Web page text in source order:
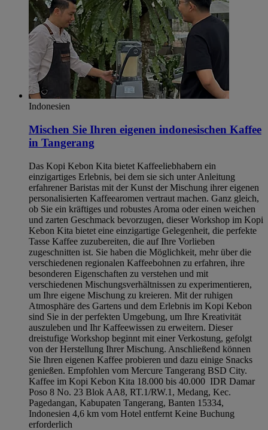
Indonesien
Mischen Sie Ihren eigenen indonesischen Kaffee
in Tangerang
Das Kopi Kebon Kita bietet Kaffeeliebhabern ein
einzigartiges Erlebnis, bei dem sie sich unter Anleitung
erfahrener Baristas mit der Kunst der Mischung ihrer eigenen
personalisierten Kaffeearomen vertraut machen. Ganz gleich,
ob Sie ein kräftiges und robustes Aroma oder einen weichen
und zarten Geschmack bevorzugen, dieser Workshop im Kopi
Kebon Kita bietet eine einzigartige Gelegenheit, die perfekte
Tasse Kaffee zuzubereiten, die auf Ihre Vorlieben
zugeschnitten ist. Sie haben die Möglichkeit, mehr über die
verschiedenen regionalen Kaffeebohnen zu erfahren, ihre
besonderen Eigenschaften zu verstehen und mit
verschiedenen Mischungsverhältnissen zu experimentieren,
um Ihre eigene Mischung zu kreieren. Mit der ruhigen
Atmosphäre des Gartens und dem Erlebnis im Kopi Kebon
sind Sie in der perfekten Umgebung, um Ihre Kreativität
auszuleben und Ihr Kaffeewissen zu erweitern. Dieser
dreistufige Workshop beginnt mit einer Verkostung, gefolgt
von der Herstellung Ihrer Mischung. Anschließend können
Sie Ihren eigenen Kaffee probieren und dazu einige Snacks
genießen. Empfohlen vom Mercure Tangerang BSD City.
Kaffee im Kopi Kebon Kita 18.000 bis 40.000 IDR Damar
Poso 8 No. 23 Blok AA8, RT.1/RW.1, Medang, Kec.
Pagedangan, Kabupaten Tangerang, Banten 15334,
Indonesien 4,6 km vom Hotel entfernt Keine Buchung
erforderlich